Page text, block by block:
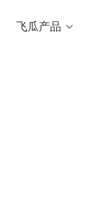
飞瓜产品